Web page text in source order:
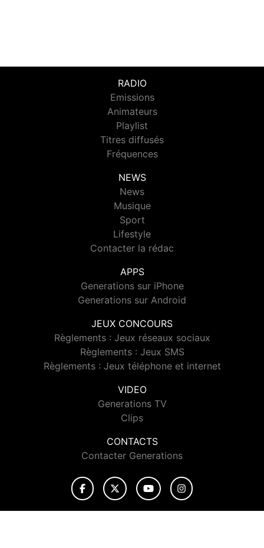
RADIO
Emissions
Animateurs
Playlist
Titres diffusés
Fréquences
NEWS
News
Musique
Sport
Lifestyle
Contacter la rédac
APPS
Generations sur iPhone
Generations sur Android
JEUX CONCOURS
Règlements : Jeux réseaux sociaux
Règlements : Jeux SMS
Règlements : Jeux téléphone et internet
VIDEO
Generations TV
Clips
CONTACTS
Contacter Generations